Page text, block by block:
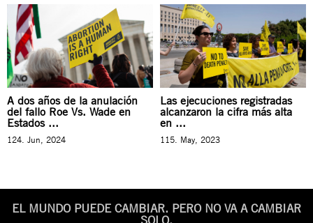
A dos años de la anulación
del fallo Roe Vs. Wade en
Estados ...
124. Jun, 2024
Las ejecuciones registradas
alcanzaron la cifra más alta
en ...
115. May, 2023
EL MUNDO PUEDE CAMBIAR. PERO NO VA A CAMBIAR
SOLO.